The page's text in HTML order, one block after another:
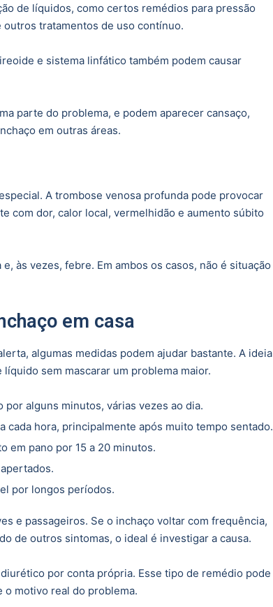
de líquidos, como certos remédios para pressão
tratamentos de uso contínuo.
e sistema linfático também podem causar
parte do problema, e podem aparecer cansaço,
em outras áreas.
A trombose venosa profunda pode provocar
com dor, calor local, vermelhidão e aumento súbito
às vezes, febre. Em ambos os casos, não é situação
em casa
algumas medidas podem ajudar bastante. A ideia
sem mascarar um problema maior.
por alguns minutos, várias vezes ao dia.
cada hora, principalmente após muito tempo sentado.
em pano por 15 a 20 minutos.
por longos períodos.
e passageiros. Se o inchaço voltar com frequência,
de outros sintomas, o ideal é investigar a causa.
por conta própria. Esse tipo de remédio pode
motivo real do problema.